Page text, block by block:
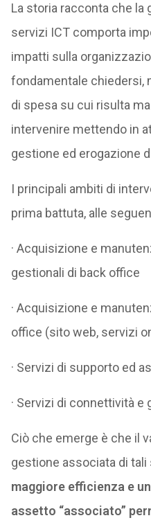
La storia racconta che la
servizi ICT comporta
impatti sulla
fondamentale chiedersi,
di spesa su cui risulta
intervenire mettendo in
gestione ed erogazione
I principali ambiti di
prima battuta, alle
· Acquisizione e
gestionali di back office
· Acquisizione e
office (sito web, servizi
· Servizi di supporto ed
· Servizi di connettività e
Ciò che emerge è che il
gestione associata di tali
maggiore efficienza e
assetto “associato”